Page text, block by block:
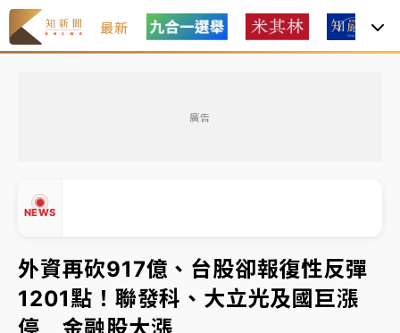
最新
廣告
NEWS
處置制度大變革！ 證交所今起縮短股票「關禁閉」天
數與撮合時間
才續任就飛美國大學面試 清大校長高為元致歉：機會
到來時引起我的好奇
白海豚颱風解除海警 西南風來了！4縣市大雨特報、各
外資再砍917億、台股卻報復性反彈
1201點！聯發科、大立光及國巨漲